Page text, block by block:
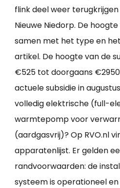
flink deel weer
Nieuwe Niedorp. De
samen met het type en
artikel. De hoogte van de
€525 tot doorgaans
actuele subsidie in
volledig elektrische (full-
warmtepomp voor
(aardgasvrij)? Op RVO.nl
apparatenlijst. Er gelden
randvoorwaarden: de
systeem is operationeel